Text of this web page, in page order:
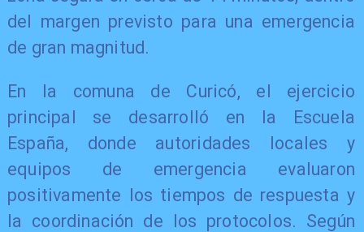
del margen previsto para una emergencia
de gran magnitud.
En la comuna de Curicó, el ejercicio
principal se desarrolló en la Escuela
España, donde autoridades locales y
equipos de emergencia evaluaron
positivamente los tiempos de respuesta y
la coordinación de los protocolos. Según